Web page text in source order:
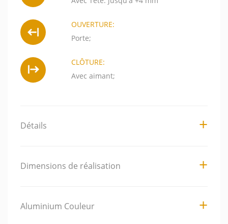
OUVERTURE:
Porte;
CLÔTURE:
Avec aimant;
Détails
Dimensions de réalisation
Aluminium Couleur